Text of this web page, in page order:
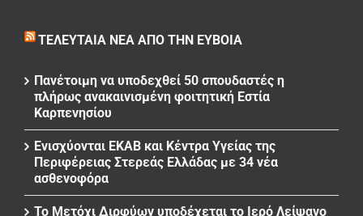
ΤΕΛΕΥΤΑΊΑ ΝΈΑ ΑΠΌ ΤΗΝ ΕΎΒΟΙΑ
Πανέτοιμη να υποδεχθεί 50 σπουδαστές η
πλήρως ανακαινισμένη φοιτητική Εστία
Καρπενησίου
Ενισχύονται ΕΚΑΒ και Κέντρα Υγείας της
Περιφέρειας Στερεάς Ελλάδας με 34 νέα
ασθενοφόρα
Το Μετόχι Διρφύων υποδέχεται το Ιερό Λείψανο